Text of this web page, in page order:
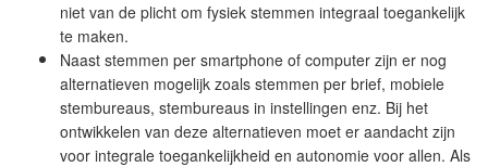
niet van de plicht om fysiek stemmen integraal toegankelijk
te maken.
Naast stemmen per smartphone of computer zijn er nog
alternatieven mogelijk zoals stemmen per brief, mobiele
stembureaus, stembureaus in instellingen enz. Bij het
ontwikkelen van deze alternatieven moet er aandacht zijn
voor integrale toegankelijkheid en autonomie voor allen. Als